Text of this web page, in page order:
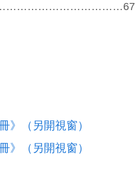
……………………………………67
》（另開視窗）
》（另開視窗）